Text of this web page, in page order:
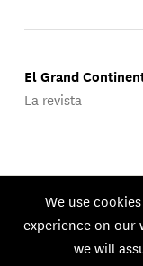
El Grand
La revista
© 2026 GEG.
We use
experience on our
we will